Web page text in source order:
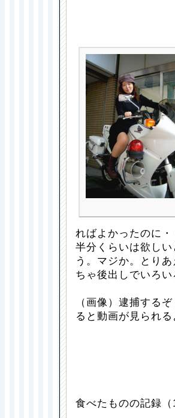
ればよかったのに
半分くらいは欲し
う。マジか。とり
ちゃ後出しでいろ
（画像）逮捕する
ると動画が見られる
食べたものの記録